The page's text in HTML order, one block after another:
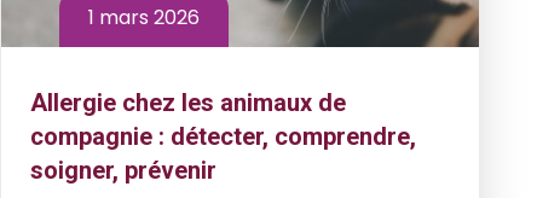
1 mars 2026
Allergie chez les animaux de
compagnie : détecter, comprendre,
soigner, prévenir